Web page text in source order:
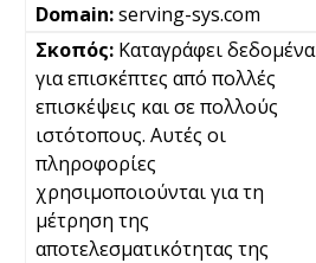
serving-sys.com
Καταγράφει δεδομένα
για επισκέπτες από πολλές
επισκέψεις και σε πολλούς
ιστότοπους. Αυτές οι
πληροφορίες
χρησιμοποιούνται για τη
μέτρηση της
αποτελεσματικότητας της